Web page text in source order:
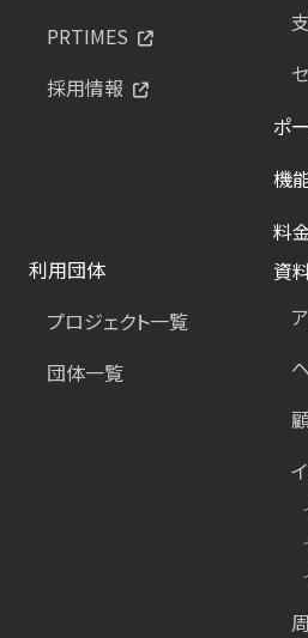
PRTIMES
採用情報
ポ
機
料
利用団体
プロジェクト一覧
団体一覧
資